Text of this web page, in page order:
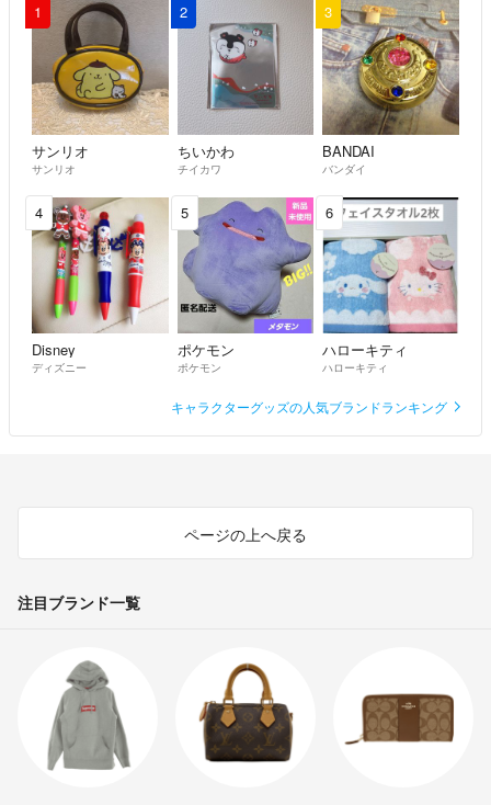
★色々と在庫がありますので値段交渉など
お気軽にコメント頂ければと思います。
大幅なお値下げ交渉はご遠慮くださいませ。
★喫煙者はおりませんがペットを飼っております。
昼間は仕事をしており、家事と育児もしておりますのでお返事や対応に
お時間頂く場合があります。
お急ぎの場合はコメント頂けると助かります。
お時間が掛かっても必ずお返事はしますので
宜しくお願いいたします。
多少異なる場合があります。
し出のない方のみご購入をお願い致します。
何かありましたら出来る限りの対応をさせて頂きますので遠慮なくお申
し付け下さい。
1
サンリオ
サンリオ
2
ちいかわ
チイカワ
3
BANDAI
バンダイ
4
Disney
ディズニー
5
ポケモン
ポケモン
6
ハローキティ
ハローキティ
キャラクターグッズの人気ブランドランキング
ページの上へ戻る
注目ブランド一覧